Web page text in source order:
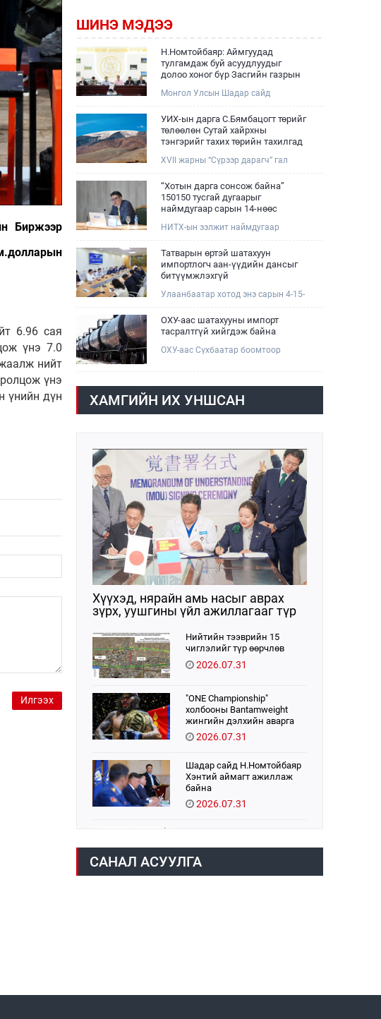
Биржээр
6.96 сая
үнэ 7.0
нийт
үнэ
үнийн дүн
Илгээх
ШИНЭ МЭДЭЭ
Н.Номтойбаяр: Аймгуудад
тулгамдаж буй асуудлуудыг
долоо хоног бүр Засгийн газрын
шийдвэрлүүлнэ
Монгол Улсын Шадар сайд
Дундговь аймагт ажиллалаа.
Ерөнхий сайдын 10 дугаар албан
даалгавар, Улсын Онцгой комиссын
даргын 3 дугаар тушаалын хүрээнд
Өмнөговь аймагт байгаль орчин,
200 гаруйг нь арилгуулаад байна.
УИХ-ын дарга С.Бямбацогт төрийг
төлөөлөн Сутай хайрхны
тэнгэрийг тахих төрийн тахилгад
XVII жарны “Сүрээр дарагч” гал
хонь сарын 23-ны өлзий
дэмбэрэлтэй өдөр /2026.08.06/
Сутай хайрхны тэнгэрийг тайх
төрийн тахилга боллоо.
“Хотын дарга сонсож байна”
150150 тусгай дугаарыг
наймдугаар сарын 14-нөөс
НИТХ-ын ээлжит наймдугаар
хуралдаанаар нийслэлийн нутгийн
захиргааны байгууллага, албан
тушаалтанд 2025, 2026 оны эхний
хагас жилийн байдлаар иргэдээс
ирсэн өргөдөл, гомдлын
мэдээллийг сонслоо.
Татварын өртэй шатахуун
импортлогч аан-үүдийн дансыг
битүүмжлэхгүй
Улаанбаатар хотод энэ сарын 4-15-
дугаарын зохицуулалтаар нэг удаа
50,000 төгрөгт автобензин олгож
буй. Эхний үр дүнд, шатахуун түгээх
станцуудын өдрийн борлуулалт
Ашигт малтмал, газрын тосны
газраас танилцууллаа.
ОХУ-аас шатахууны импорт
тасралтгүй хийгдэж байна
ОХУ-аас Сүхбаатар боомтоор
Наймдугаар сарын 06-ны өдөр
/02:30 цагт/ 7 вагон буюу 420 тонн
АИ-92 автобензин орж иржээ.
ХАМГИЙН ИХ УНШСАН
Хүүхэд, нярайн амь насыг аврах
зүрх, уушгины үйл ажиллагааг түр
ЭХЭМҮТ-д нэвтрүүлнэНийтийн тээврийн 15
чиглэлийг түр өөрчлөв
2026.07.31
"ONE Championship"
холбооны Bantamweight
жингийн дэлхийн аварга
Б.Энх-Оргил аваргын бүс
хамгаалах тулаанаа
2026.07.31
Шадар сайд Н.Номтойбаяр
Хэнтий аймагт ажиллаж
байна
2026.07.31
2026.07.31
ХИЙВ
САНАЛ АСУУЛГА